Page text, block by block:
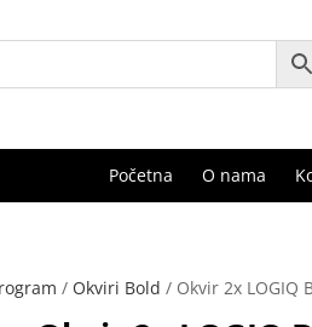
Početna O nama
/ Okviri Bold / Okvir 2x LOGIQ